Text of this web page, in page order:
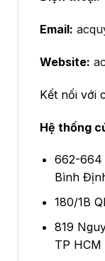
Email:
Website:
Kết nối với
Hệ thống
662-664
Bình
180/1B
819
TP HCM